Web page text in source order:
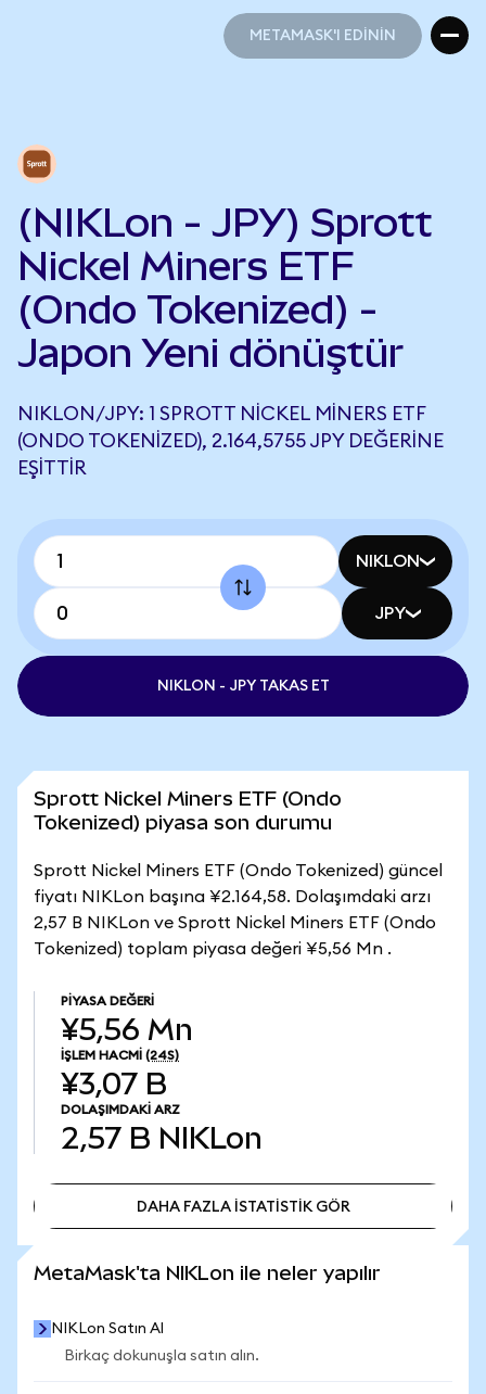
METAMASK'I EDİNİN
(NIKLon - JPY) Sprott
Nickel Miners ETF
(Ondo Tokenized) -
Japon Yeni dönüştür
NIKLON/JPY: 1 SPROTT NICKEL MINERS ETF
(ONDO TOKENIZED), 2.164,5755 JPY DEĞERINE
EŞITTIR
NIKLON
JPY
NIKLON - JPY TAKAS ET
Sprott Nickel Miners ETF (Ondo
Tokenized) piyasa son durumu
Sprott Nickel Miners ETF (Ondo Tokenized) güncel
fiyatı NIKLon başına ¥2.164,58. Dolaşımdaki arzı
2,57 B NIKLon ve Sprott Nickel Miners ETF (Ondo
Tokenized) toplam piyasa değeri ¥5,56 Mn .
PIYASA DEĞERI
¥5,56 Mn
İŞLEM HACMI (24S)
¥3,07 B
DOLAŞIMDAKI ARZ
2,57 B NIKLon
DAHA FAZLA İSTATİSTİK GÖR
MetaMask'ta NIKLon ile neler yapılır
NIKLon Satın Al
Birkaç dokunuşla satın alın.